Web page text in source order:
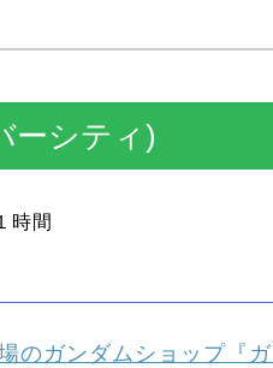
ーシティ)
時間
のガンダムショップ『